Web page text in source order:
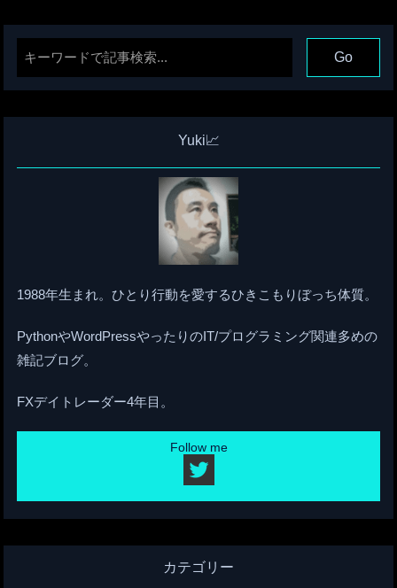
Yuki📈
1988年生まれ。ひとり行動を愛するひきこもりぼっち体質。
PythonやWordPressやったりのIT/プログラミング関連多めの
雑記ブログ。
FXデイトレーダー4年目。
Follow me
カテゴリー